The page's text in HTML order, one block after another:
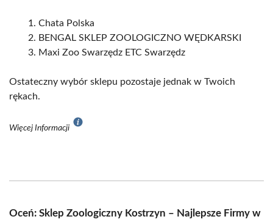
Chata Polska
BENGAL SKLEP ZOOLOGICZNO WĘDKARSKI
Maxi Zoo Swarzędz ETC Swarzędz
Ostateczny wybór sklepu pozostaje jednak w Twoich
rękach.
Więcej Informacji
Oceń: Sklep Zoologiczny Kostrzyn – Najlepsze Firmy w